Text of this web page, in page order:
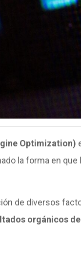
Optimization)
la forma en
de diversos
orgánicos